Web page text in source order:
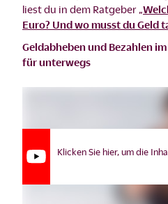
liest du in dem Ratgeber „
Euro? Und wo musst du Geld
Geldabheben und Bezahlen
für unterwegs
Klicken Sie hier, um die